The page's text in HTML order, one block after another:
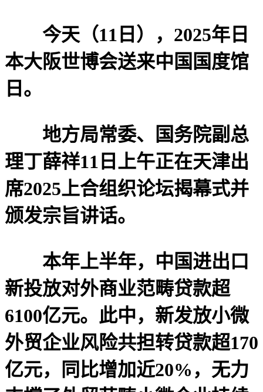
今天（11日），2025年日
本大阪世博会送来中国国度馆
日。
地方局常委、国务院副总
理丁薛祥11日上午正在天津出
席2025上合组织论坛揭幕式并
颁发宗旨讲话。
本年上半年，中国进出口
新投放对外商业范畴贷款超
6100亿元。此中，新发放小微
外贸企业风险共担转贷款超170
亿元，同比增加近20%，无力